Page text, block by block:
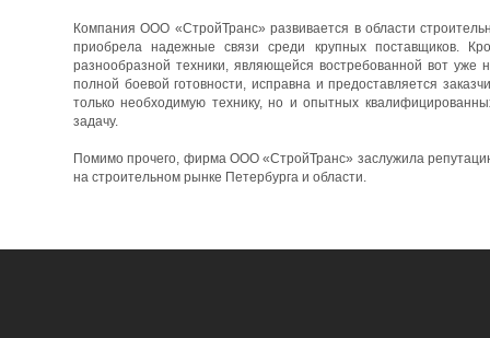
Компания ООО «СтройТранс» развивается в области
приобрела надежные связи среди крупных поставщиков.
разнообразной техники, являющейся востребованной вот уже
полной боевой готовности, исправна и предоставляется
только необходимую технику, но и опытных
задачу.
Помимо прочего, фирма ООО «СтройТранс» заслужила
на строительном рынке Петербурга и области.